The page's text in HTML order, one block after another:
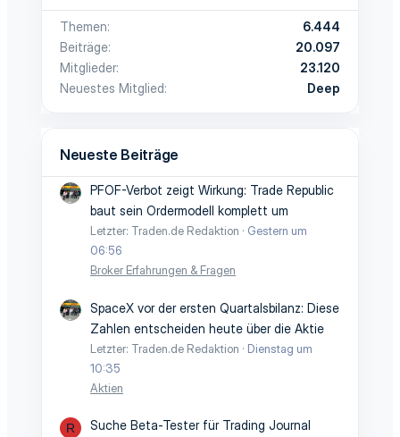
Themen
6.444
Beiträge
20.097
Mitglieder
23.120
Neuestes Mitglied
Deep
Neueste Beiträge
PFOF-Verbot zeigt Wirkung: Trade Republic
baut sein Ordermodell komplett um
Letzter: Traden.de Redaktion
Gestern um
06:56
Broker Erfahrungen & Fragen
SpaceX vor der ersten Quartalsbilanz: Diese
Zahlen entscheiden heute über die Aktie
Letzter: Traden.de Redaktion
Dienstag um
10:35
Aktien
R Suche Beta-Tester für Trading Journal